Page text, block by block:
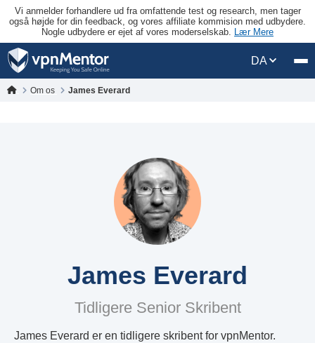
Vi anmelder forhandlere ud fra omfattende test og research, men tager
også højde for din feedback, og vores affiliate kommision med udbydere.
Nogle udbydere er ejet af vores moderselskab. Lær Mere
DA
Om os James Everard
James Everard
Tidligere Senior Skribent
James Everard er en tidligere skribent for vpnMentor.